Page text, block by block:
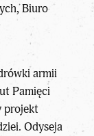
Biuro
armii
Pamięci
projekt
Odyseja